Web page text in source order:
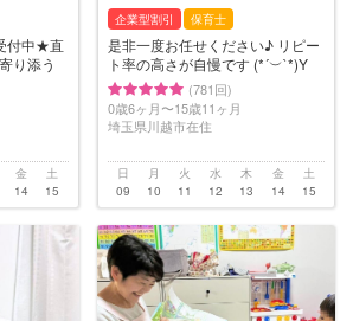
付中★直
り添う
金
14
土
15
企業型割引 保育士
是非一度お任せください♪ リピー
ト率の高さが自慢です (*´︶`*)Y
(781回)
0歳6ヶ月〜15歳11ヶ月
埼玉県川越市在住
日
09
月
10
火
11
水
12
木
13
金
14
土
15